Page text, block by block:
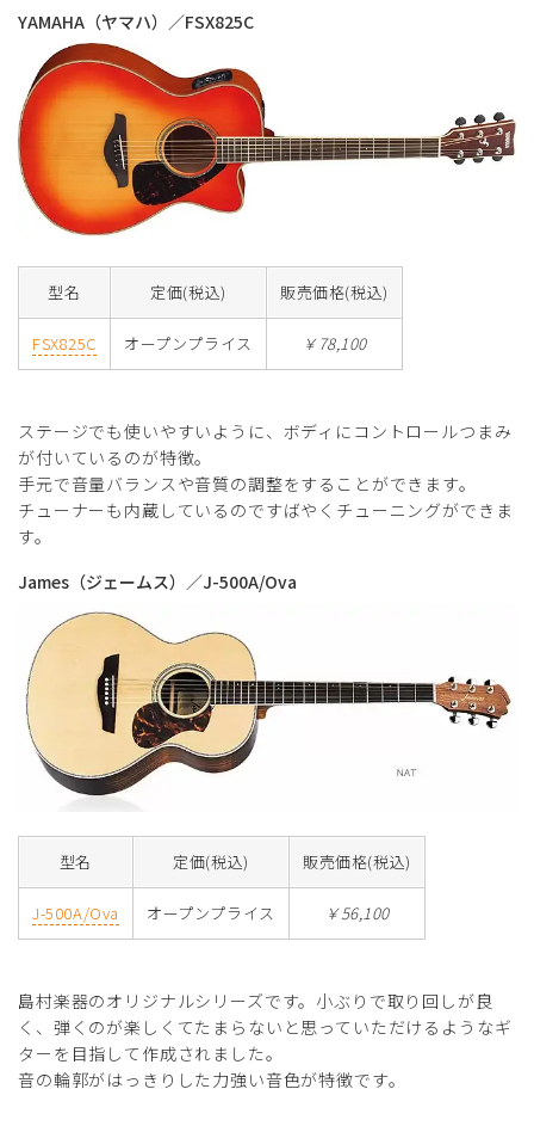
YAMAHA（ヤマハ）／FSX825C
型名 定価(税込) 販売価格(税込)
FSX825C オープンプライス ￥78,100
ステージでも使いやすいように、ボディにコントロールつまみ
が付いているのが特徴。
手元で音量バランスや音質の調整をすることができます。
チューナーも内蔵しているのですばやくチューニングができま
す。
James（ジェームス）／J-500A/Ova
型名 定価(税込) 販売価格(税込)
J-500A/Ova オープンプライス ￥56,100
島村楽器のオリジナルシリーズです。小ぶりで取り回しが良
く、弾くのが楽しくてたまらないと思っていただけるようなギ
ターを目指して作成されました。
音の輪郭がはっきりした力強い音色が特徴です。